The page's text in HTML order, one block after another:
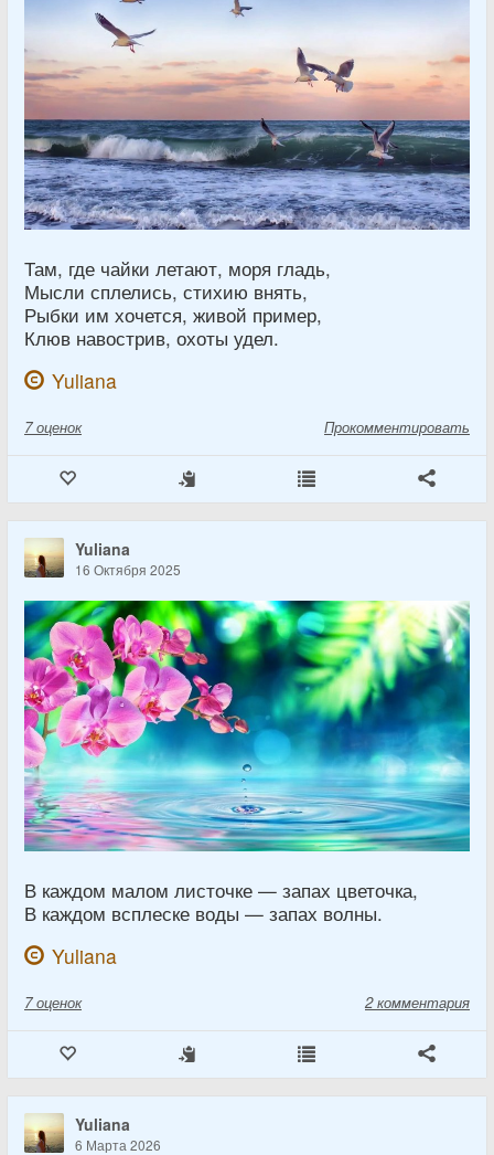
Там, где чайки летают, моря гладь,
Мысли сплелись, стихию внять,
Рыбки им хочется, живой пример,
Клюв навострив, охоты удел.
Yuliana
7 оценок Прокомментировать
Yuliana
16 Октября 2025
В каждом малом листочке — запах цветочка,
В каждом всплеске воды — запах волны.
Yuliana
7 оценок 2 комментария
Yuliana
6 Марта 2026